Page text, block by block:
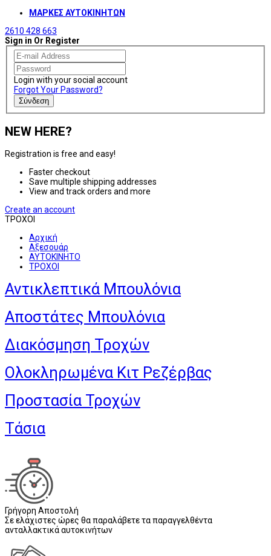
ΜΑΡΚΕΣ ΑΥΤΟΚΙΝΗΤΩΝ
2610 428 663
Sign in Or Register
Login with your social account
Forgot Your Password?
Σύνδεση
NEW HERE?
Registration is free and easy!
Faster checkout
Save multiple shipping addresses
View and track orders and more
Create an account
ΤΡΟΧΟΙ
Αρχική
Αξεσουάρ
ΑΥΤΟΚΙΝΗΤΟ
ΤΡΟΧΟΙ
Αντικλεπτικά Μπουλόνια
Αποστάτες Μπουλόνια
Διακόσμηση Τροχών
Ολοκληρωμένα Κιτ Ρεζέρβας
Προστασία Τροχών
Τάσια
Γρήγορη Αποστολή
Σε ελάχιστες ώρες θα παραλάβετε τα παραγγελθέντα
ανταλλακτικά αυτοκινήτων